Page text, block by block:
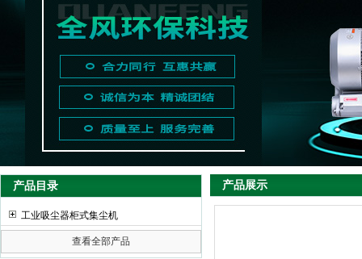
产品目录
工业吸尘器柜式集尘机
查看全部产品
产品展示